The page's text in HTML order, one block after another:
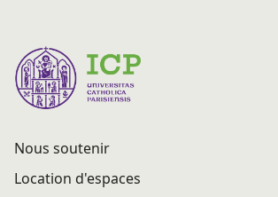
Nous soutenir
Location d'espaces